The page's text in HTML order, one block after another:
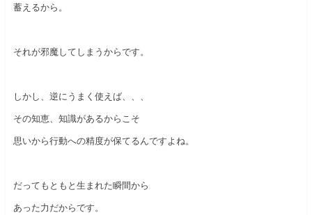
蓄えるから。
それが邪魔してしまうからです。
しかし、逆にうまく使えば、、、
その知恵、知識があるからこそ
思いから行動への精度が保てるんですよね。
だってもともと生まれた瞬間から
あった力だからです。